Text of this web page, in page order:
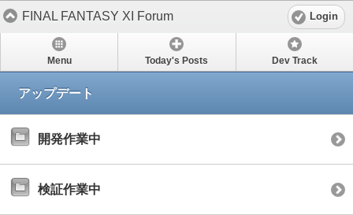
FINAL FANTASY XI Forum Login
Menu Today's Posts Dev Track
アップデート
開発作業中
検証作業中